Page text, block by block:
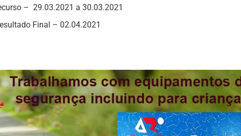
– 29.03.2021 a 30.03.2021
Final – 02.04.2021